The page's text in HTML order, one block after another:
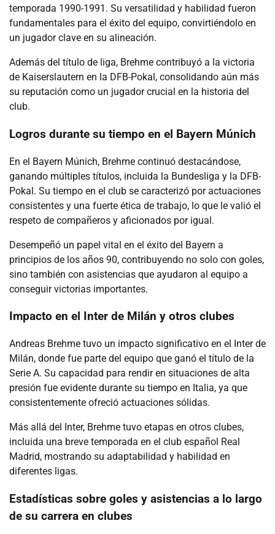
temporada 1990-1991. Su versatilidad y habilidad fueron
fundamentales para el éxito del equipo, convirtiéndolo en
un jugador clave en su alineación.
Además del título de liga, Brehme contribuyó a la victoria
de Kaiserslautern en la DFB-Pokal, consolidando aún más
su reputación como un jugador crucial en la historia del
club.
Logros durante su tiempo en el Bayern Múnich
En el Bayern Múnich, Brehme continuó destacándose,
ganando múltiples títulos, incluida la Bundesliga y la DFB-
Pokal. Su tiempo en el club se caracterizó por actuaciones
consistentes y una fuerte ética de trabajo, lo que le valió el
respeto de compañeros y aficionados por igual.
Desempeñó un papel vital en el éxito del Bayern a
principios de los años 90, contribuyendo no solo con goles,
sino también con asistencias que ayudaron al equipo a
conseguir victorias importantes.
Impacto en el Inter de Milán y otros clubes
Andreas Brehme tuvo un impacto significativo en el Inter de
Milán, donde fue parte del equipo que ganó el título de la
Serie A. Su capacidad para rendir en situaciones de alta
presión fue evidente durante su tiempo en Italia, ya que
consistentemente ofreció actuaciones sólidas.
Más allá del Inter, Brehme tuvo etapas en otros clubes,
incluida una breve temporada en el club español Real
Madrid, mostrando su adaptabilidad y habilidad en
diferentes ligas.
Estadísticas sobre goles y asistencias a lo largo
de su carrera en clubes